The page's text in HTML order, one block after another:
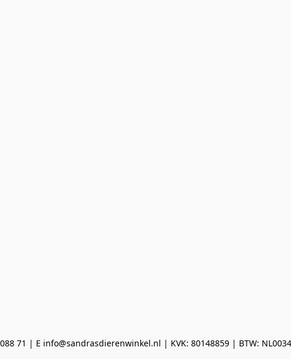
71 | E info@sandrasdierenwinkel.nl | KVK: 80148859 | BTW: